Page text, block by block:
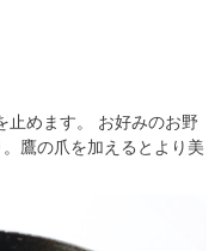
止めます。 お好みのお野
鷹の爪を加えるとより美